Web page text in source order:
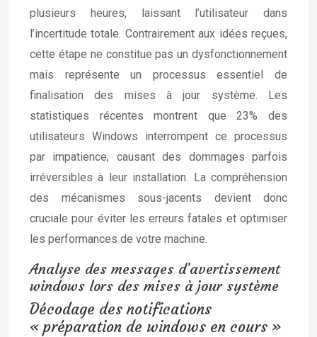
plusieurs heures, laissant l’utilisateur dans
l’incertitude totale. Contrairement aux idées reçues,
cette étape ne constitue pas un dysfonctionnement
mais représente un processus essentiel de
finalisation des mises à jour système. Les
statistiques récentes montrent que 23% des
utilisateurs Windows interrompent ce processus
par impatience, causant des dommages parfois
irréversibles à leur installation. La compréhension
des mécanismes sous-jacents devient donc
cruciale pour éviter les erreurs fatales et optimiser
les performances de votre machine.
Analyse des messages d’avertissement
windows lors des mises à jour système
Décodage des notifications
« préparation de windows en cours »